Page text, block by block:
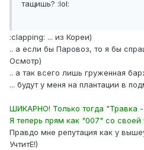
тащишь? :lol:
:clapping: ... из Кореи)
.. а если бы Паровоз, то я бы
Осмотр)
.. а так всего лишь груженная
... будут у меня на плантации в
ШИКАРНО! Только тогда "Травка
Я теперь прям как "007" со своей
Правдо мне репутация как у
УчтитЕ!)